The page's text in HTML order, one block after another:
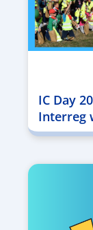
IC Day
Interreg